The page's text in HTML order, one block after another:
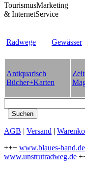
TourismusMarketing
& InternetService
Radwege Gewässer
Antiquarisch
Bücher+Karten
AGB | Versand |
+++ www.blaues-band.de
www.unstrutradweg.de